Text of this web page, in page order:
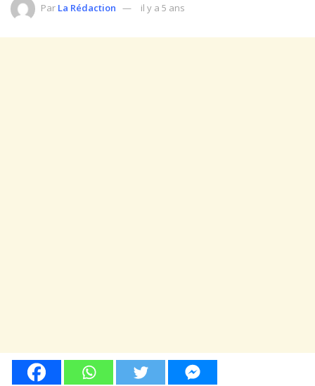
Par La Rédaction il y a 5 ans